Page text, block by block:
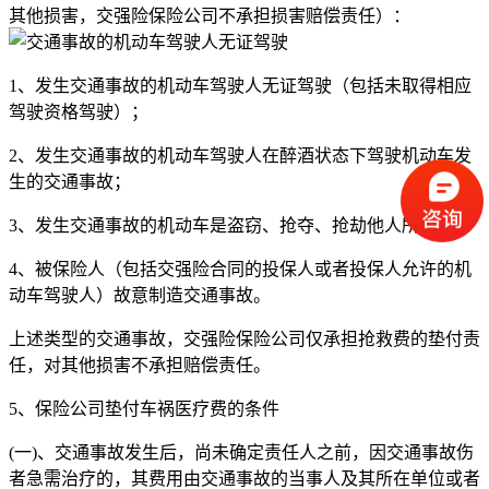
其他损害，交强险保险公司不承担损害赔偿责任）：
1、发生交通事故的机动车驾驶人无证驾驶（包括未取得相应
驾驶资格驾驶）；
2、发生交通事故的机动车驾驶人在醉酒状态下驾驶机动车发
生的交通事故；
3、发生交通事故的机动车是盗窃、抢夺、抢劫他人所得；
4、被保险人（包括交强险合同的投保人或者投保人允许的机
动车驾驶人）故意制造交通事故。
上述类型的交通事故，交强险保险公司仅承担抢救费的垫付责
任，对其他损害不承担赔偿责任。
5、保险公司垫付车祸医疗费的条件
(一)、交通事故发生后，尚未确定责任人之前，因交通事故伤
者急需治疗的，其费用由交通事故的当事人及其所在单位或者